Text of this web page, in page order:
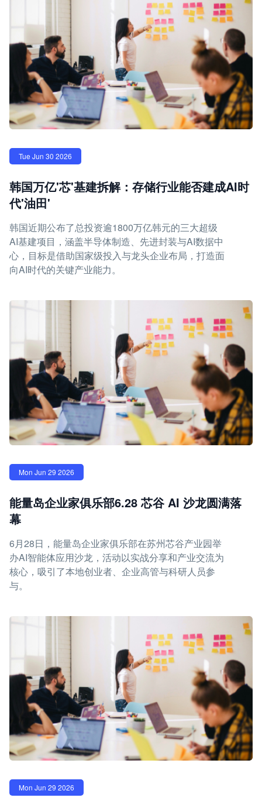
Tue Jun 30 2026
韩国万亿'芯'基建拆解：存储行业能否建成AI时
代'油田'
韩国近期公布了总投资逾1800万亿韩元的三大超级
AI基建项目，涵盖半导体制造、先进封装与AI数据中
心，目标是借助国家级投入与龙头企业布局，打造面
向AI时代的关键产业能力。
Mon Jun 29 2026
能量岛企业家俱乐部6.28 芯谷 AI 沙龙圆满落
幕
6月28日，能量岛企业家俱乐部在苏州芯谷产业园举
办AI智能体应用沙龙，活动以实战分享和产业交流为
核心，吸引了本地创业者、企业高管与科研人员参
与。
Mon Jun 29 2026